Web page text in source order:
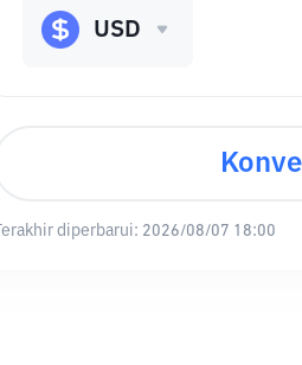
USD
Terakhir diperbarui: 2026/08/07 18:00